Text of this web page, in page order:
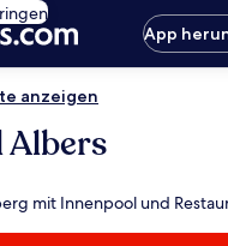
App
anzeigen
Albers
mit Innenpool und